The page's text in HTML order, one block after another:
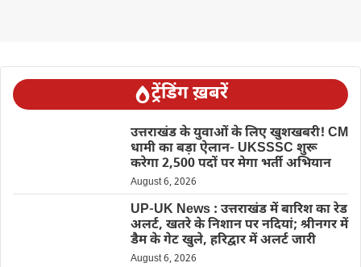
ट्रेंडिंग ख़बरें
उत्तराखंड के युवाओं के लिए खुशखबरी! CM
धामी का बड़ा ऐलान- UKSSSC शुरू
करेगा 2,500 पदों पर मेगा भर्ती अभियान
August 6, 2026
UP-UK News : उत्तराखंड में बारिश का रेड
अलर्ट, खतरे के निशान पर नदियां; श्रीनगर में
डैम के गेट खुले, हरिद्वार में अलर्ट जारी
August 6, 2026